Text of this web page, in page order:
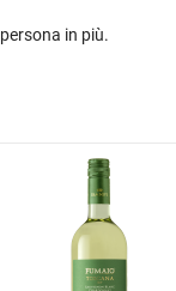
in più.